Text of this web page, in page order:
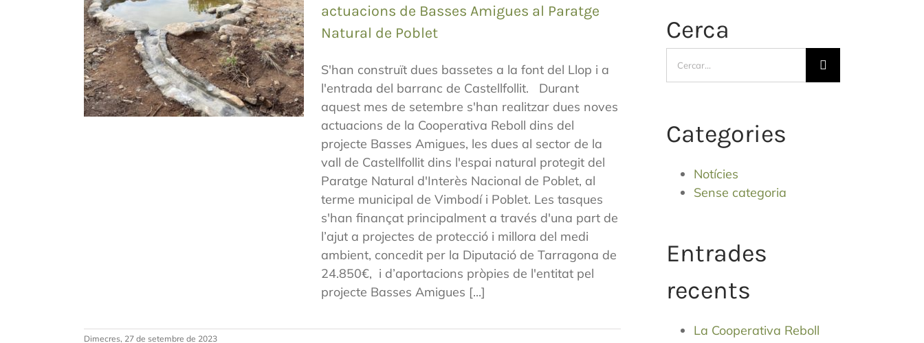
actuacions de Basses Amigues al Paratge
Natural de Poblet
S'han construït dues bassetes a la font del Llop i a
l'entrada del barranc de Castellfollit. Durant
aquest mes de setembre s'han realitzar dues noves
actuacions de la Cooperativa Reboll dins del
projecte Basses Amigues, les dues al sector de la
vall de Castellfollit dins l'espai natural protegit del
Paratge Natural d'Interès Nacional de Poblet, al
terme municipal de Vimbodí i Poblet. Les tasques
s'han finançat principalment a través d'una part de
l’ajut a projectes de protecció i millora del medi
ambient, concedit per la Diputació de Tarragona de
24.850€, i d’aportacions pròpies de l'entitat pel
projecte Basses Amigues [...]
Dimecres, 27 de setembre de 2023
Cerca
Categories
Notícies
Sense categoria
Entrades
recents
La Cooperativa Reboll